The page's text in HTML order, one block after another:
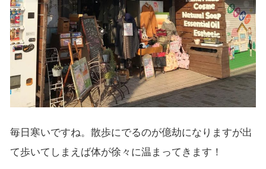
毎日寒いですね。散歩にでるのが億劫になりますが出
て歩いてしまえば体が徐々に温まってきます！